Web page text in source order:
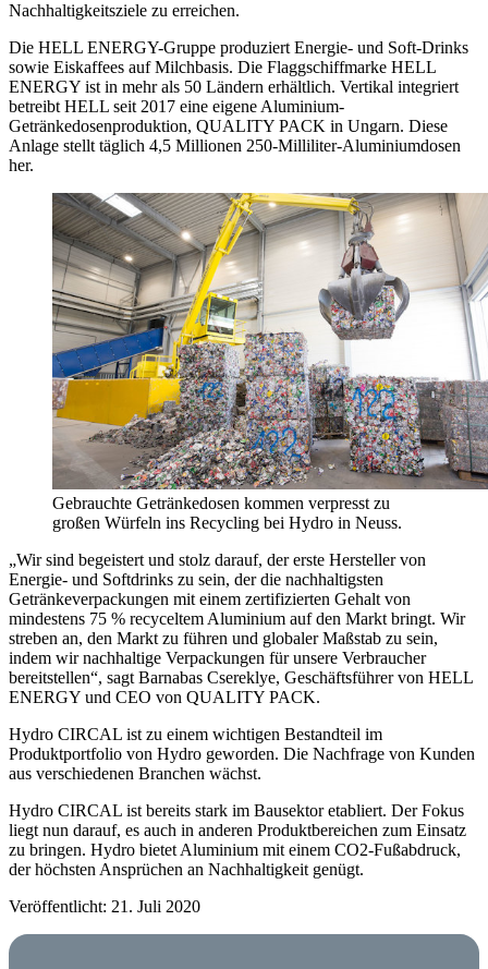
Nachhaltigkeitsziele zu erreichen.
Die HELL ENERGY-Gruppe produziert Energie- und Soft-Drinks
sowie Eiskaffees auf Milchbasis. Die Flaggschiffmarke HELL
ENERGY ist in mehr als 50 Ländern erhältlich. Vertikal integriert
betreibt HELL seit 2017 eine eigene Aluminium-
Getränkedosenproduktion, QUALITY PACK in Ungarn. Diese
Anlage stellt täglich 4,5 Millionen 250-Milliliter-Aluminiumdosen
her.
Gebrauchte Getränkedosen kommen verpresst zu
großen Würfeln ins Recycling bei Hydro in Neuss.
„Wir sind begeistert und stolz darauf, der erste Hersteller von
Energie- und Softdrinks zu sein, der die nachhaltigsten
Getränkeverpackungen mit einem zertifizierten Gehalt von
mindestens 75 % recyceltem Aluminium auf den Markt bringt. Wir
streben an, den Markt zu führen und globaler Maßstab zu sein,
indem wir nachhaltige Verpackungen für unsere Verbraucher
bereitstellen“, sagt Barnabas Csereklye, Geschäftsführer von HELL
ENERGY und CEO von QUALITY PACK.
Hydro CIRCAL ist zu einem wichtigen Bestandteil im
Produktportfolio von Hydro geworden. Die Nachfrage von Kunden
aus verschiedenen Branchen wächst.
Hydro CIRCAL ist bereits stark im Bausektor etabliert. Der Fokus
liegt nun darauf, es auch in anderen Produktbereichen zum Einsatz
zu bringen. Hydro bietet Aluminium mit einem CO2-Fußabdruck,
der höchsten Ansprüchen an Nachhaltigkeit genügt.
Veröffentlicht: 21. Juli 2020